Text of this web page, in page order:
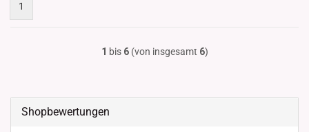
1
1 bis 6(von insgesamt 6)
Shopbewertungen